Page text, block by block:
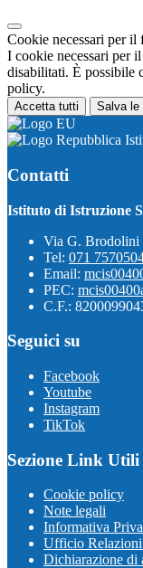
Cookie necessari per il
I cookie necessari per
disabilitati. È possibile
policy.
Accetta tutti Salva le
Contatti
Istituto di Istruzione
Via G. Brodolini
Tel: 071
Email:
PEC:
C.F.:
Seguici su
Facebook
Youtube
Instagram
TikTok
Sezione Link Utili
Cookie policy
Note legali
Informativa
Ufficio
Dichiarazione di